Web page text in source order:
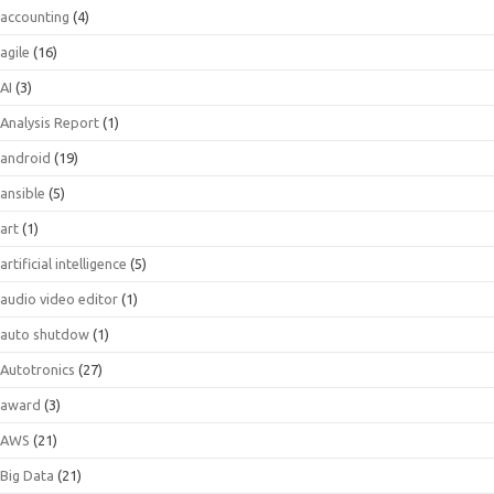
accounting (4)
agile (16)
AI (3)
Analysis Report (1)
android (19)
ansible (5)
art (1)
artificial intelligence (5)
audio video editor (1)
auto shutdow (1)
Autotronics (27)
award (3)
AWS (21)
Big Data (21)